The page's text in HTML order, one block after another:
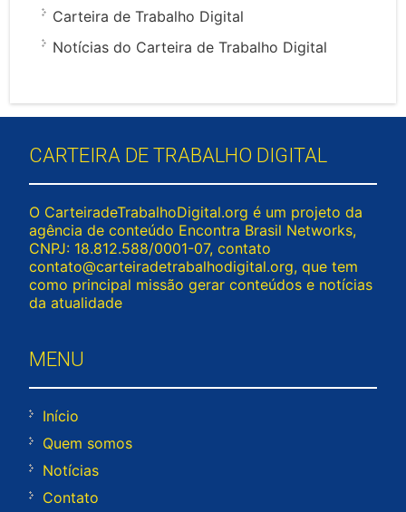
Carteira de Trabalho Digital
Notícias do Carteira de Trabalho Digital
CARTEIRA DE TRABALHO DIGITAL
O CarteiradeTrabalhoDigital.org é um projeto da
agência de conteúdo Encontra Brasil Networks,
CNPJ: 18.812.588/0001-07, contato
contato@carteiradetrabalhodigital.org, que tem
como principal missão gerar conteúdos e notícias
da atualidade
MENU
Início
Quem somos
Notícias
Contato